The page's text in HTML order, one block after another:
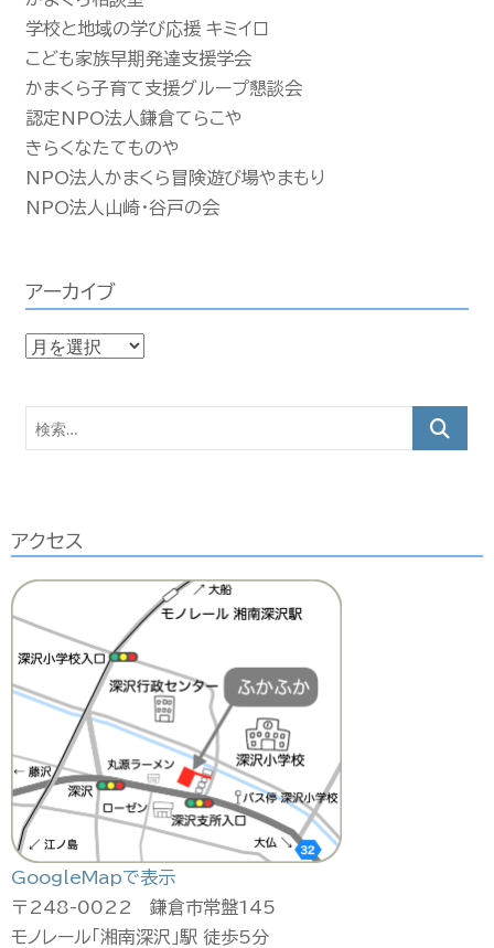
学校と地域の学び応援 キミイロ
こども家族早期発達支援学会
かまくら子育て支援グループ懇談会
認定NPO法人鎌倉てらこや
きらくなたてものや
NPO法人かまくら冒険遊び場やまもり
NPO法人山崎・谷戸の会
アーカイブ
ア
カ
イ
索…
アクセス
GoogleMapで表示
〒248-0022 鎌倉市常盤145
モノレール「湘南深沢」駅 徒歩5分